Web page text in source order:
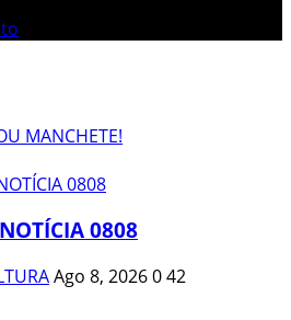
MANCHETE!
0808
Ago 8, 2026042